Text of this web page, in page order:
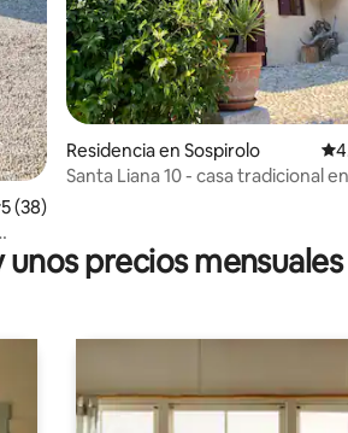
promedio: 5 de 5; 38
5 (38)
Residencia en Sospirolo
Santa Liana 10 - casa tradicional
precios